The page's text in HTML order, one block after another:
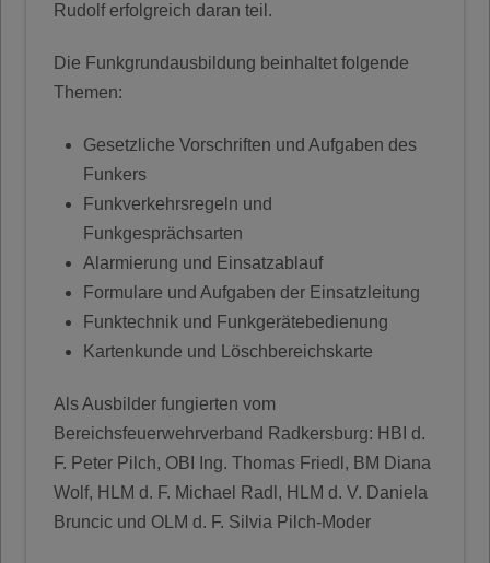
Rudolf erfolgreich daran teil.
Die Funkgrundausbildung beinhaltet folgende
Themen:
Gesetzliche Vorschriften und Aufgaben des
Funkers
Funkverkehrsregeln und
Funkgesprächsarten
Alarmierung und Einsatzablauf
Formulare und Aufgaben der Einsatzleitung
Funktechnik und Funkgerätebedienung
Kartenkunde und Löschbereichskarte
Als Ausbilder fungierten vom
Bereichsfeuerwehrverband Radkersburg: HBI d.
F. Peter Pilch, OBI Ing. Thomas Friedl, BM Diana
Wolf, HLM d. F. Michael Radl, HLM d. V. Daniela
Bruncic und OLM d. F. Silvia Pilch-Moder